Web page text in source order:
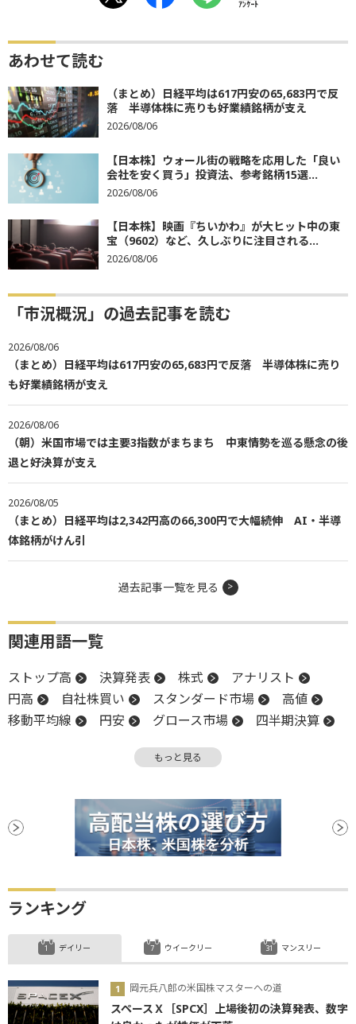
ｱﾝｹｰﾄ
あわせて読む
（まとめ）日経平均は617円安の65,683円で反
落 半導体株に売りも好業績銘柄が支え
2026/08/06
【日本株】ウォール街の戦略を応用した「良い
会社を安く買う」投資法、参考銘柄15選...
2026/08/06
【日本株】映画『ちいかわ』が大ヒット中の東
宝（9602）など、久しぶりに注目される...
2026/08/06
「市況概況」の過去記事を読む
2026/08/06
（まとめ）日経平均は617円安の65,683円で反落 半導体株に売り
も好業績銘柄が支え
2026/08/06
（朝）米国市場では主要3指数がまちまち 中東情勢を巡る懸念の後
退と好決算が支え
2026/08/05
（まとめ）日経平均は2,342円高の66,300円で大幅続伸 AI・半導
体銘柄がけん引
過去記事一覧を見る
関連用語一覧
ストップ高 決算発表 株式
アナリスト
円高
自社株買い スタンダード市場
高値
移動平均線
円安 グロース市場
四半期決算
年初来高値 反発
新築住宅販売件数
続落 年初来安値
もっと見る
ランキング
デイリー
岡元兵八郎の米国株マスターへの道
スペースＸ［SPCX］上場後初の決算発表、数字
ウイークリー マンスリー